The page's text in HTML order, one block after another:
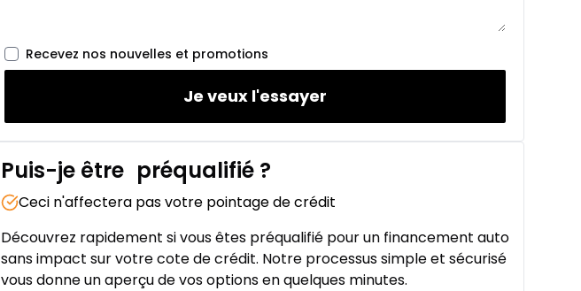
Recevez nos nouvelles et promotions
Je veux l'essayer
Puis-je être préqualifié ?
Ceci n'affectera pas votre pointage de crédit
Découvrez rapidement si vous êtes préqualifié pour un financement auto
sans impact sur votre cote de crédit. Notre processus simple et sécurisé
vous donne un aperçu de vos options en quelques minutes.